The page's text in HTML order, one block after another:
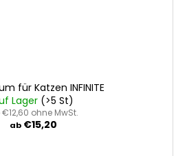
für Katzen INFINITE
Lager (>5 St)
ohne MwSt.
ab€15,20